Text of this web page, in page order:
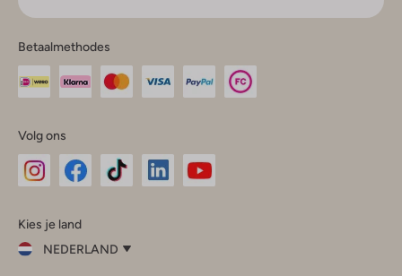
Betaalmethodes
Volg ons
InstagramFacebook
Kies je land
NEDERLAND